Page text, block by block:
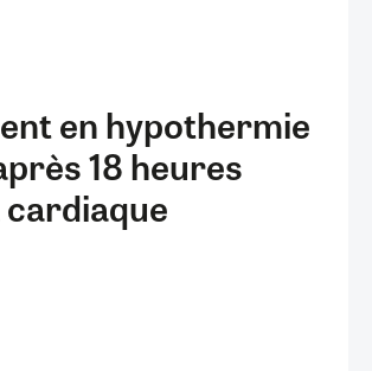
en hypothermie
18 heures